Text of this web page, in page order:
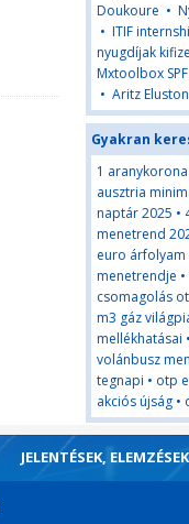
Doukoure •
• ITIF
nyugdíjak
Mxtoolbox SPF
• Aritz
Gyakran
1
ausztria
naptár 2025 •
menetrend
euro árfolyam
menetrendje •
csomagolás
m3 gáz
mellékhatásai •
volánbusz
tegnapi • otp
akciós újság •
JELENTÉSEK, ELEMZÉSEK